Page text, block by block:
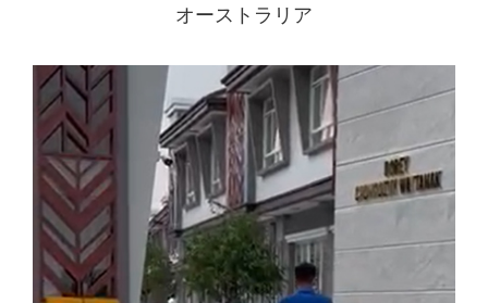
オーストラリア